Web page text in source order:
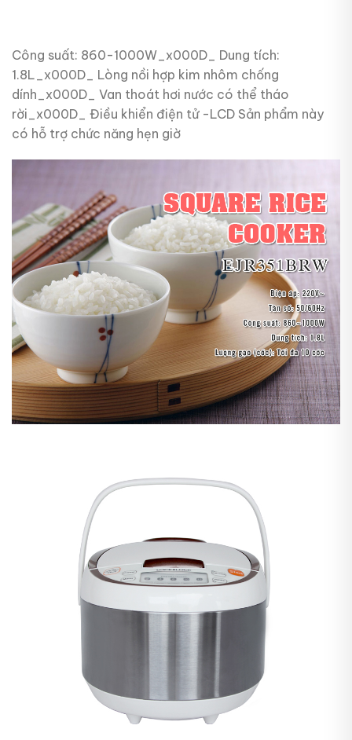
Công suất: 860-1000W_x000D_ Dung tích:
1.8L_x000D_ Lòng nồi hợp kim nhôm chống
dính_x000D_ Van thoát hơi nước có thể tháo
rời_x000D_ Điều khiển điện tử -LCD Sản phẩm này
có hỗ trợ chức năng hẹn giờ